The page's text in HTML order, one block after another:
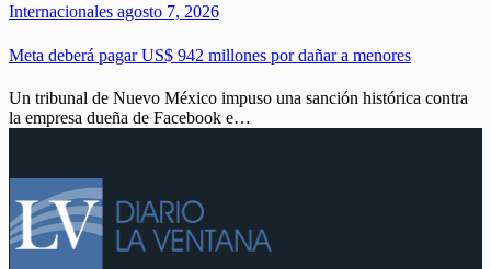
Internacionales agosto 7, 2026
Meta deberá pagar US$ 942 millones por dañar a menores
Un tribunal de Nuevo México impuso una sanción histórica contra
la empresa dueña de Facebook e…